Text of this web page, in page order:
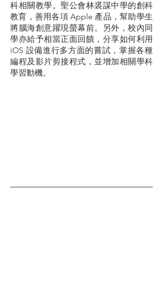
科相關教學。聖公會林裘謀中學的創科
教育，善用各項 Apple 產品，幫助學生
將腦海創意躍現螢幕前。另外，校內同
學亦給予相當正面回饋，分享如何利用
iOS 設備進行多方面的嘗試，掌握各種
編程及影片剪接程式，並增加相關學科
學習動機。